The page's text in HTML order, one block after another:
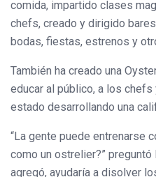
comida, impartido clases
chefs, creado y dirigido
bodas, fiestas, estrenos y
También ha creado una
educar al público, a los
estado desarrollando una
“La gente puede entrenarse
como un ostrelier?” preguntó
agregó, ayudaría a disolver